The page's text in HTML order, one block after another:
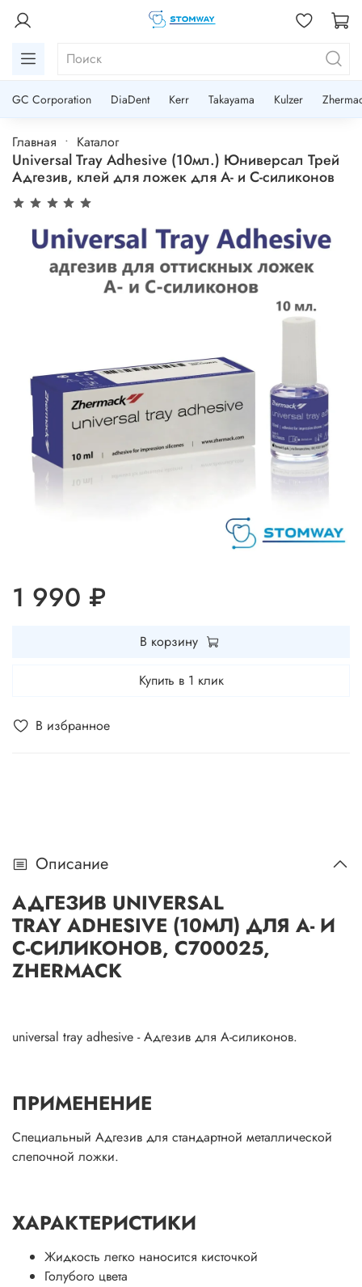
GC Corporation DiaDent Kerr Takayama Kulzer
Главная Каталог
Universal Tray Adhesive (10мл.) Юниверсал Трей
Адгезив, клей для ложек для A- и C-силиконов
В избранное
1 990 ₽
В корзину
Купить в 1 клик
Описание
АДГЕЗИВ UNIVERSAL
TRAY ADHESIVE (10МЛ) ДЛЯ А- И
С-СИЛИКОНОВ, С700025,
ZHERMACK
universal tray adhesive - Адгезив для А-силиконов.
ПРИМЕНЕНИЕ
Специальный Адгезив для стандартной металлической
слепочной ложки.
ХАРАКТЕРИСТИКИ
Жидкость легко наносится кисточкой
Голубого цвета